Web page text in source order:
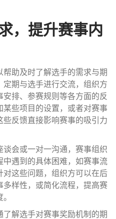
，提升赛事内
助及时了解选手的需求与期
期与选手进行交流，组织方
排、参赛规则等各方面的反
些项目的设置，或者对赛事
反馈直接影响赛事的吸引力
会或一对一沟通，赛事组织
遇到的具体困难，如赛事流
这些问题，组织方可以在后
样性，或简化流程，提高赛
解选手对赛事奖励机制的期